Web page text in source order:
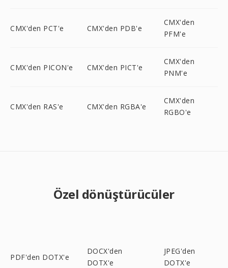
CMX'den PCT'e CMX'den PDB'e
CMX'den
PFM'e
CMX'den PICON'e CMX'den PICT'e
CMX'den
PNM'e
CMX'den RAS'e CMX'den RGBA'e
CMX'den
RGBO'e
Özel dönüştürücüler
PDF'den DOTX'e
DOCX'den
DOTX'e
JPEG'den
DOTX'e